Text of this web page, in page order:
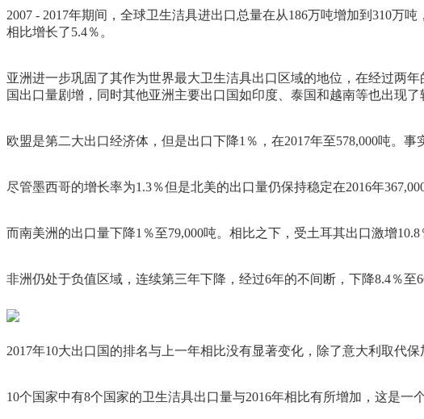
2007 - 2017年期间，全球卫生洁具进出口总量在从186万吨增加到310万
相比增长了5.4％。
亚洲进一步巩固了其作为世界最大卫生洁具出口区域的地位，在经过两
国出口量剧增，同时其他亚洲主要出口国如印度、泰国和越南等也出现了
欧盟是第二大出口经济体，但是出口下降1％，在2017年至578,000吨。
尽管墨西哥的增长率为1.3％但是北美的出口量仍保持稳定在2016年
而南美洲的出口量下降1％至79,000吨。相比之下，受土耳其出口激增
非洲仍处于负值区域，连续第三年下降，经过6年的不间断，下降8.4％至
2017年10大出口国的排名与上一年相比没有显著变化，除了意大利取代保
10个国家中有8个国家的卫生洁具出口量与2016年相比有所增加，这是一